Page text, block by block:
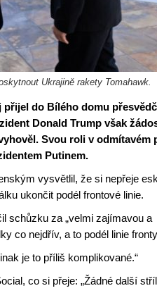
Ukrajině rakety Tomahawk.
do Bílého domu
Donald Trump však
Svou roli v odmítavém
Putinem.
vysvětlil, že si nepřeje
ukončit podél frontové linie.
schůzku za „velmi zajímavou a
co nejdřív, a to podél linie
je to příliš komplikované.“
co si přeje: „Žádné další